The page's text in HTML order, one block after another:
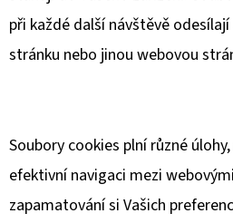
při každé další návštěvě
stránku nebo jinou webovou
Soubory cookies plní různé
efektivní navigaci mezi
zapamatování si Vašich